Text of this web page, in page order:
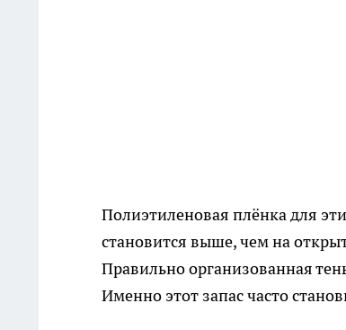
Полиэтиленовая плёнка для
становится выше, чем на
Правильно организованная
Именно этот запас часто